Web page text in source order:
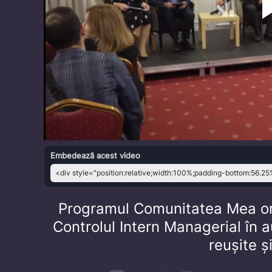
Embedează acest video
Programul Comunitatea Mea
Controlul Intern Managerial în
reușite